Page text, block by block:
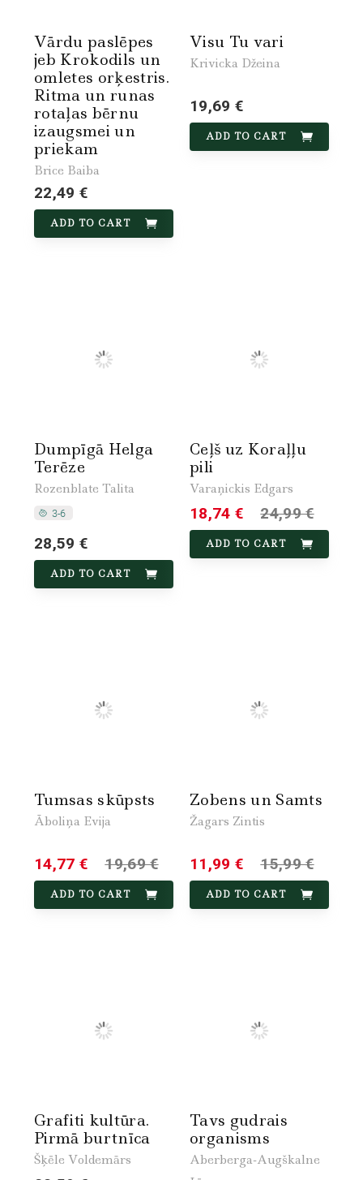
Vārdu paslēpes
jeb Krokodils un
omletes orķestris.
Ritma un runas
rotaļas bērnu
izaugsmei un
priekam
Brice Baiba
22,49 €
ADD TO CART
Visu Tu vari
Krivicka Džeina
19,69 €
ADD TO CART
Dumpīgā Helga
Terēze
Rozenblate Talita
28,59 €
ADD TO CART
Ceļš uz Koraļļu
pili
Varaņickis Edgars
18,74 € 24,99 €
ADD TO CART
Tumsas skūpsts
Āboliņa Evija
14,77 € 19,69 €
ADD TO CART
Zobens un Samts
Žagars Zintis
11,99 € 15,99 €
ADD TO CART
Grafiti kultūra.
Pirmā burtnīca
Šķēle Voldemārs
Tavs gudrais
organisms
Aberberga-Augškalne